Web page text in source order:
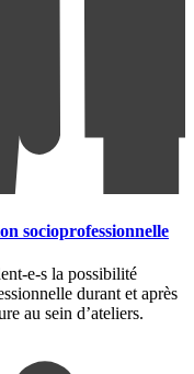
socioprofessionnelle
e-s la possibilité
durant et après
au sein d’ateliers.